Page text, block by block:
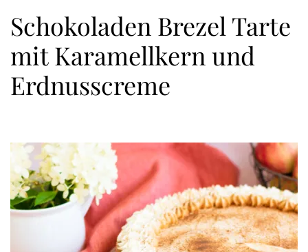
Schokoladen Brezel Tarte
mit Karamellkern und
Erdnusscreme